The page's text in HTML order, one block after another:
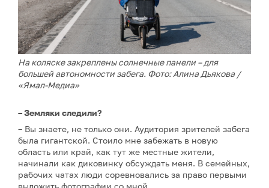
На коляске закреплены солнечные панели – для
большей автономности забега. Фото: Алина Дьякова /
«Ямал-Медиа»
– Земляки следили?
– Вы знаете, не только они. Аудитория зрителей забега
была гигантской. Стоило мне забежать в новую
область или край, как тут же местные жители,
начинали как диковинку обсуждать меня. В семейных,
рабочих чатах люди соревновались за право первыми
выложить фотографии со мной.